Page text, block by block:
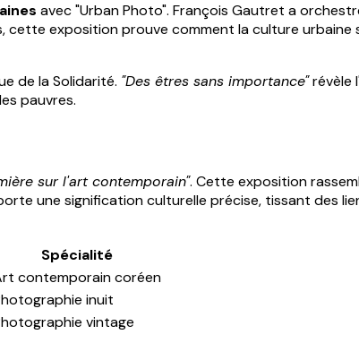
avec "Urban Photo". François Gautret a
exposition prouve comment la culture urbaine
de la Solidarité. "Des êtres sans importance"révèle
pauvres.
sur l'art contemporain". Cette exposition
une signification culturelle précise, tissant des
Spécialité
contemporain coréen
inuit
vintage